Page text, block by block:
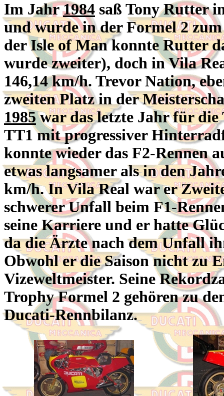
Im Jahr1984 saß Tony Rutter
und wurde in der Formel 2
der Isle of Man konnte Rutter
wurde zweiter), doch in Vila
146,14 km/h. Trevor Nation,
zweiten Platz in der
1985war das letzte Jahr für
TT1 mit progressiver
konnte wieder das F2-Rennen
etwas langsamer als in den
km/h. In Vila Real war er
schwerer Unfall beim F1-
seine Karriere und er hatte
da die Ärzte nach dem Unfall
Obwohl er die Saison nicht zu
Vizeweltmeister. Seine
Trophy Formel 2 gehören zu
Ducati-Rennbilanz.